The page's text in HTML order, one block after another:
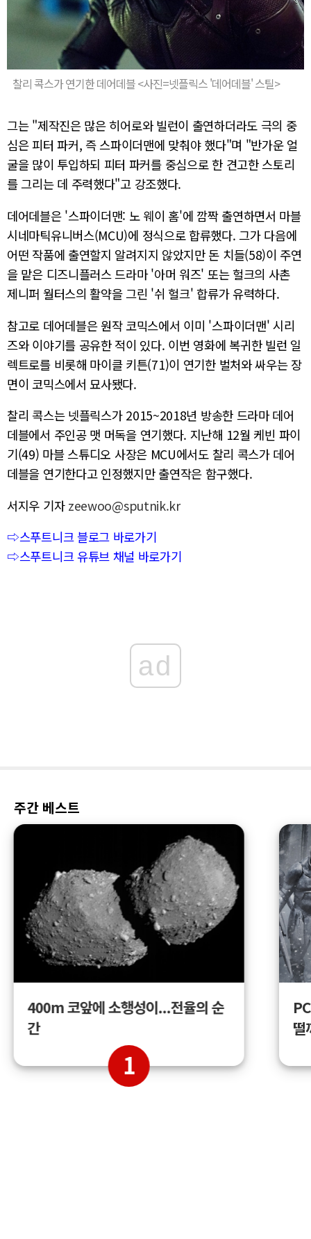
찰리 콕스가 연기한 데어데블 <사진=넷플릭스 '데어데블' 스틸>
그는 "제작진은 많은 히어로와 빌런이 출연하더라도 극의 중
심은 피터 파커, 즉 스파이더맨에 맞춰야 했다"며 "반가운 얼
굴을 많이 투입하되 피터 파커를 중심으로 한견고한스토리
를그리는 데 주력했다"고 강조했다.
데어데블은 '스파이더맨: 노 웨이 홈'에 깜짝 출연하면서 마블
시네마틱유니버스(MCU)에 정식으로 합류했다. 그가 다음에
어떤 작품에 출연할지 알려지지 않았지만 돈 치들(58)이 주연
을 맡은 디즈니플러스 드라마 '아머 워즈' 또는헐크의 사촌
제니퍼 월터스의 활약을그린 '쉬 헐크' 합류가 유력하다.
참고로 데어데블은 원작 코믹스에서 이미 '스파이더맨' 시리
즈와 이야기를 공유한 적이 있다. 이번 영화에 복귀한 빌런 일
렉트로를 비롯해 마이클 키튼(71)이 연기한 벌처와 싸우는 장
면이 코믹스에서 묘사됐다.
찰리 콕스는 넷플릭스가2015~2018년 방송한 드라마 데어
데블에서 주인공 맷 머독을 연기했다. 지난해 12월 케빈 파이
기(49) 마블 스튜디오 사장은 MCU에서도 찰리 콕스가 데어
데블을 연기한다고 인정했지만 출연작은 함구했다.
서지우 기자 zeewoo@sputnik.kr
⇨스푸트니크 블로그 바로가기
⇨스푸트니크 유튜브 채널 바로가기
ad
주간 베스트
400m 코앞에 소행성이...전율의 순
간
1
떨